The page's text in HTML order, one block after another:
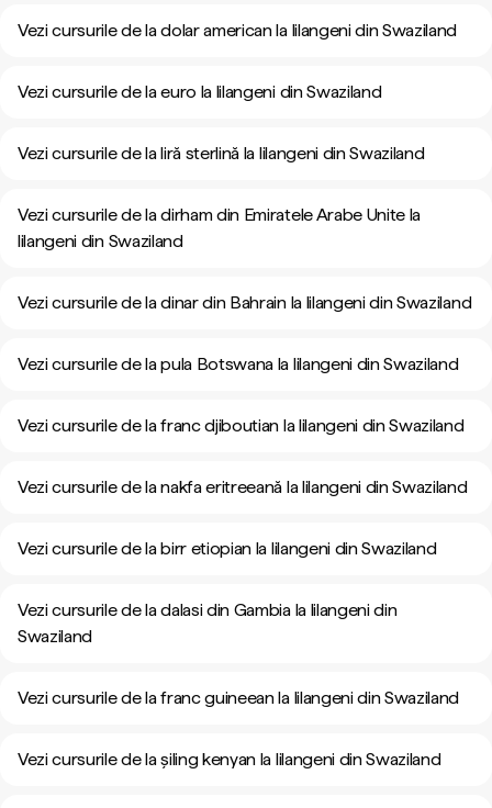
Vezi cursurile de la dolar american la lilangeni din Swaziland
Vezi cursurile de la euro la lilangeni din Swaziland
Vezi cursurile de la liră sterlină la lilangeni din Swaziland
Vezi cursurile de la dirham din Emiratele Arabe Unite la
lilangeni din Swaziland
Vezi cursurile de la dinar din Bahrain la lilangeni din Swaziland
Vezi cursurile de la pula Botswana la lilangeni din Swaziland
Vezi cursurile de la franc djiboutian la lilangeni din Swaziland
Vezi cursurile de la nakfa eritreeană la lilangeni din Swaziland
Vezi cursurile de la birr etiopian la lilangeni din Swaziland
Vezi cursurile de la dalasi din Gambia la lilangeni din
Swaziland
Vezi cursurile de la franc guineean la lilangeni din Swaziland
Vezi cursurile de la șiling kenyan la lilangeni din Swaziland